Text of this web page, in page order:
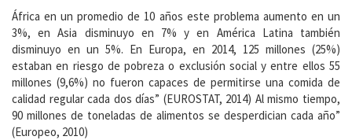
África en un promedio de 10 años este problema aumento en un
3%, en Asia disminuyo en 7% y en América Latina también
disminuyo en un 5%. En Europa, en 2014, 125 millones (25%)
estaban en riesgo de pobreza o exclusión social y entre ellos 55
millones (9,6%) no fueron capaces de permitirse una comida de
calidad regular cada dos días” (EUROSTAT, 2014) Al mismo tiempo,
90 millones de toneladas de alimentos se desperdician cada año”
(Europeo, 2010)